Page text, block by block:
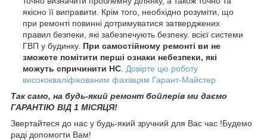
якісно її виправити. Крім того, необхідно розуміти, що
при ремонті повинні дотримуватися затверджених
правил безпеки, які забезпечують безпеку. всієї системи
ГВП у будинку. При самостійному ремонті ви не
зможете помітити перші ознаки небезпеки, які
можуть спричинити НС Довірте цю роботу
висококваліфікованим фахівцям Гарант-Майстер
Так само, на будь-який ремонт бойлерів ми даємо
ГАРАНТІЮ ВІД 1 МІСЯЦЯ!
Звертайтеся до нас у будь-який зручний для Вас час !Будемо
раді допомогти Вам!